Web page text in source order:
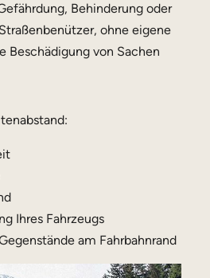
Behinderung oder
ohne eigene
Beschädigung von Sachen
Ihres Fahrzeugs
am Fahrbahnrand